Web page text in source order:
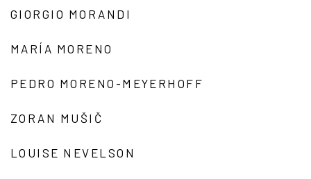
GIORGIO MORANDI
MARÍA MORENO
PEDRO MORENO-MEYERHOFF
ZORAN MUŠIČ
LOUISE NEVELSON